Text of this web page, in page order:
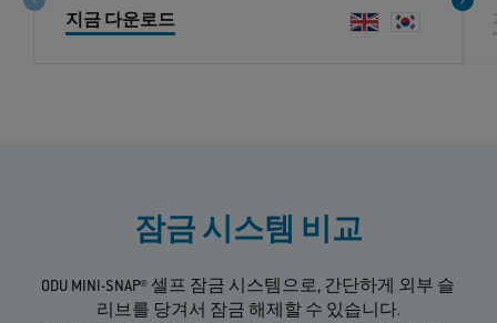
지금 다운로드
잠금 시스템 비교
ODU MINI-SNAP® 셀프 잠금 시스템으로, 간단하게 외부 슬
리브를 당겨서 잠금 해제할 수 있습니다.